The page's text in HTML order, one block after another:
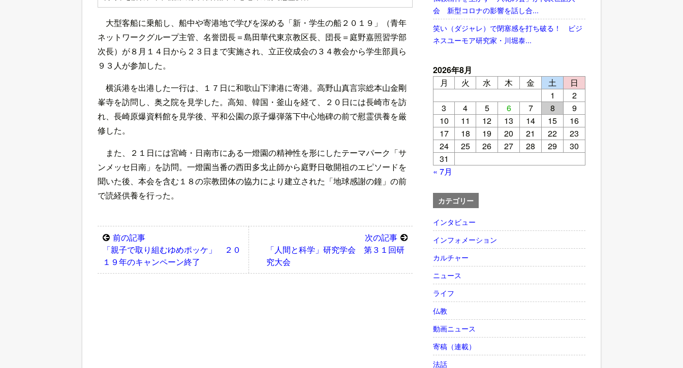
大型客船に乗船し、船中や寄港地で学びを深める「新・学生の船２０１９」（青年
ネットワークグループ主管、名誉団長＝島田華代東京教区長、団長＝庭野嘉照習学部
次長）が８月１４日から２３日まで実施され、立正佼成会の３４教会から学生部員ら
９３人が参加した。
横浜港を出港した一行は、１７日に和歌山下津港に寄港。高野山真言宗総本山金剛
峯寺を訪問し、奥之院を見学した。高知、韓国・釜山を経て、２０日には長崎市を訪
れ、長崎原爆資料館を見学後、平和公園の原子爆弾落下中心地碑の前で慰霊供養を厳
修した。
また、２１日には宮崎・日南市にある一燈園の精神性を形にしたテーマパーク「サ
ンメッセ日南」を訪問。一燈園当番の西田多戈止師から庭野日敬開祖のエピソードを
聞いた後、本会を含む１８の宗教団体の協力により建立された「地球感謝の鐘」の前
で読経供養を行った。
前の記事
「親子で取り組むゆめポッケ」 ２０
１９年のキャンペーン終了
次の記事
「人間と科学」研究学会 第３１回研
究大会
会 新型コロナの影響を話し合...
笑い（ダジャレ）で閉塞感を打ち破る！ ビジ
ネスユーモア研究家・川堀泰...
2026年8月
月
火 水 木 金 土
日
1
2
3
4 5 6 7 8
9
10
11 12 13 14 15
16
17
18 19 20 21 22
23
24
25 26 27 28 29
30
31
« 7月
カテゴリー
インタビュー
インフォメーション
カルチャー
ニュース
ライフ
仏教
動画ニュース
寄稿（連載）
法話